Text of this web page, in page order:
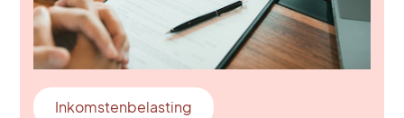
Inkomstenbelasting